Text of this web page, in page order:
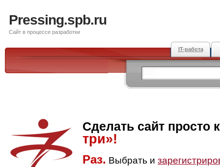
Pressing.spb.ru
Сайт в процессе разработки
IT-работа
Сделать сайт просто
три»!
Раз. Выбрать и